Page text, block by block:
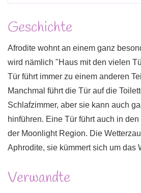
Geschichte
Afrodite wohnt an einem ganz
wird nämlich "Haus mit den vielen
Tür führt immer zu einem anderen
Manchmal führt die Tür auf die
Schlafzimmer, aber sie kann auch
hinführen. Eine Tür führt auch in
der Moonlight Region. Die
Aphrodite, sie kümmert sich um das
Verwandte